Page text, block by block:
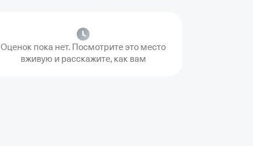
Оценок пока нет. Посмотрите это место
вживую и расскажите, как вам